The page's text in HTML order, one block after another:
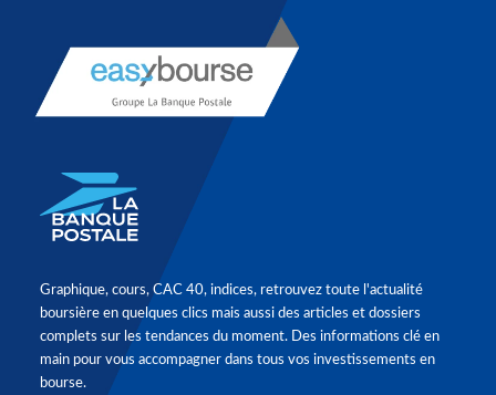
Graphique, cours, CAC 40, indices, retrouvez toute l'actualité
boursière en quelques clics mais aussi des articles et dossiers
complets sur les tendances du moment. Des informations clé en
main pour vous accompagner dans tous vos investissements en
bourse.